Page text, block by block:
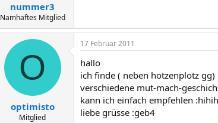
nummer3
Namhaftes Mitglied
O
optimisto
Mitglied
17 Februar 2011
hallo
ich finde ( neben hotzenplotz
verschiedene mut-mach-
kann ich einfach empfehlen
liebe grüsse :geb4